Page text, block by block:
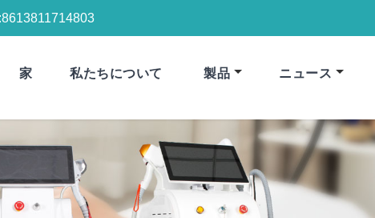
8613811714803
家 私たちについて 製品 ニュース